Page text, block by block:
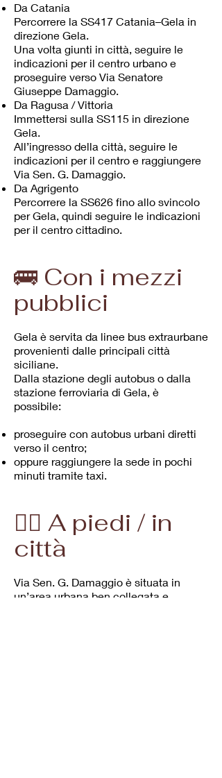
Da Catania
Percorrere la SS417 Catania–Gela in
direzione Gela.
Una volta giunti in città, seguire le
indicazioni per il centro urbano e
proseguire verso Via Senatore
Giuseppe Damaggio.
Da Ragusa / Vittoria
Immettersi sulla SS115 in direzione
Gela.
All’ingresso della città, seguire le
indicazioni per il centro e raggiungere
Via Sen. G. Damaggio.
Da Agrigento
Percorrere la SS626 fino allo svincolo
per Gela, quindi seguire le indicazioni
per il centro cittadino.
🚌 Con i mezzi
pubblici
Gela è servita da linee bus extraurbane
provenienti dalle principali città
siciliane.
Dalla stazione degli autobus o dalla
stazione ferroviaria di Gela, è
possibile:
proseguire con autobus urbani diretti
verso il centro;
oppure raggiungere la sede in pochi
minuti tramite taxi.
🚶‍♂️ A piedi / in
città
Via Sen. G. Damaggio è situata in
un’area urbana ben collegata e